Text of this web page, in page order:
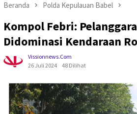
Beranda Polda Kepulauan Babel
Kompol Febri:
Didominasi Kendaraan
Vissionnews.com
26 Juli 2024
48 Dilihat